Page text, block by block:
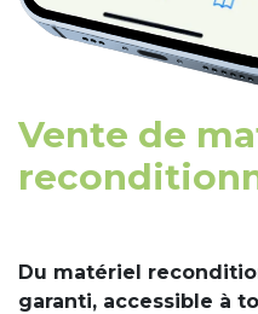
Vente de
Du matériel
garanti, accessible à